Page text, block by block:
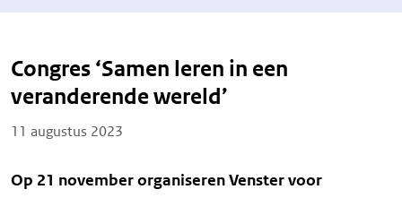
Congres ‘Samen leren in een
veranderende wereld’
Posted on
11 augustus 2023
Op 21 november organiseren Venster voor